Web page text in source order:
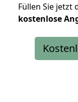
Füllen Sie jetzt
kostenlose